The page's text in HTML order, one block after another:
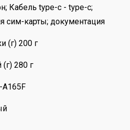
Кабель type-c - type-c;
сим-карты; документация
(г) 200 г
(г) 280 г
A165F